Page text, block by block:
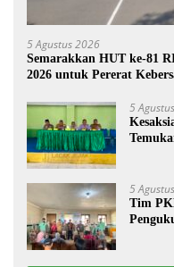
5 Agustus 2026
Semarakkan HUT ke-81
2026 untuk Pererat
5
5
Tim